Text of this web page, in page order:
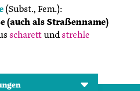
(Subst., Fem.):
(auch als Straßenname)
scharettundstrehle